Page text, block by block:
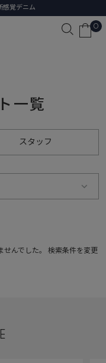
感覚デニム
0
一覧
スタッフ
せんでした。 検索条件を変更